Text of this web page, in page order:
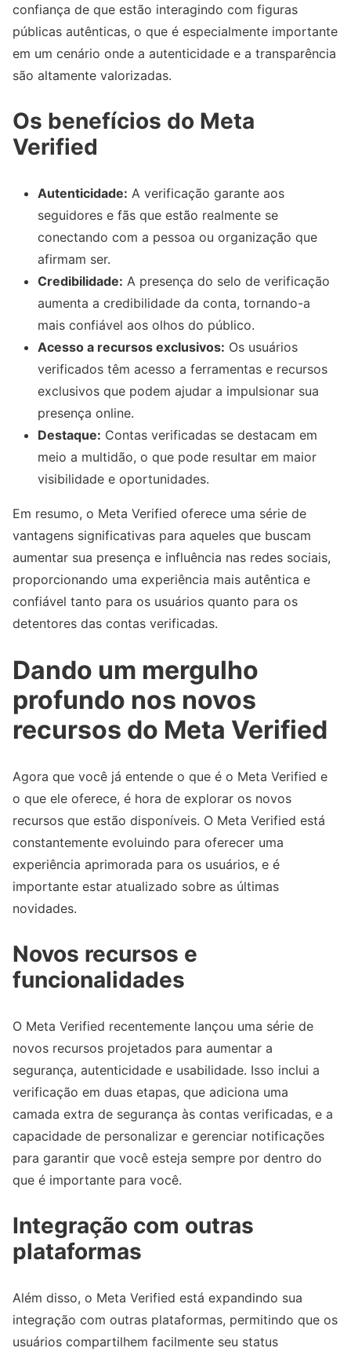
confiança de que estão interagindo com figuras
públicas autênticas, o que é especialmente importante
em um cenário onde a autenticidade e a transparência
são altamente valorizadas.
Os benefícios do Meta
Verified
Autenticidade: A verificação garante aos
seguidores e fãs que estão realmente se
conectando com a pessoa ou organização que
afirmam ser.
Credibilidade: A presença do selo de verificação
aumenta a credibilidade da conta, tornando-a
mais confiável aos olhos do público.
Acesso a recursos exclusivos: Os usuários
verificados têm acesso a ferramentas e recursos
exclusivos que podem ajudar a impulsionar sua
presença online.
Destaque: Contas verificadas se destacam em
meio a multidão, o que pode resultar em maior
visibilidade e oportunidades.
Em resumo, o Meta Verified oferece uma série de
vantagens significativas para aqueles que buscam
aumentar sua presença e influência nas redes sociais,
proporcionando uma experiência mais autêntica e
confiável tanto para os usuários quanto para os
detentores das contas verificadas.
Dando um mergulho
profundo nos novos
recursos do Meta Verified
Agora que você já entende o que é o Meta Verified e
o que ele oferece, é hora de explorar os novos
recursos que estão disponíveis. O Meta Verified está
constantemente evoluindo para oferecer uma
experiência aprimorada para os usuários, e é
importante estar atualizado sobre as últimas
novidades.
Novos recursos e
funcionalidades
O Meta Verified recentemente lançou uma série de
novos recursos projetados para aumentar a
segurança, autenticidade e usabilidade. Isso inclui a
verificação em duas etapas, que adiciona uma
camada extra de segurança às contas verificadas, e a
capacidade de personalizar e gerenciar notificações
para garantir que você esteja sempre por dentro do
que é importante para você.
Integração com outras
plataformas
Além disso, o Meta Verified está expandindo sua
integração com outras plataformas, permitindo que os
usuários compartilhem facilmente seu status